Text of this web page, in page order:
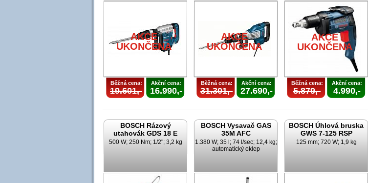
AKCE
UKONČENA
Běžná cena:
19.601,-
Akční cena:
16.990,-
AKCE
UKONČENA
Běžná cena:
31.301,-
Akční cena:
27.690,-
AKCE
UKONČENA
Běžná cena:
5.879,-
Akční cena:
4.990,-
BOSCH Rázový
utahovák GDS 18 E
500 W; 250 Nm; 1/2"; 3,2 kg
BOSCH Vysavač GAS
35M AFC
1.380 W; 35 l; 74 l/sec; 12,4 kg;
automatický oklep
BOSCH Úhlová bruska
GWS 7-125 RSP
125 mm; 720 W; 1,9 kg